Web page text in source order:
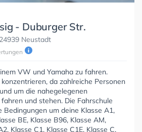
- Duburger Str.
Neustadt
VW und Yamaha zu fahren.
da zahlreiche Personen
um die nahegelegenen
und stehen. Die Fahrschule
Bedingungen um deine Klasse A1,
BE, Klasse B96, Klasse AM,
Klasse C1, Klasse C1E, Klasse C,